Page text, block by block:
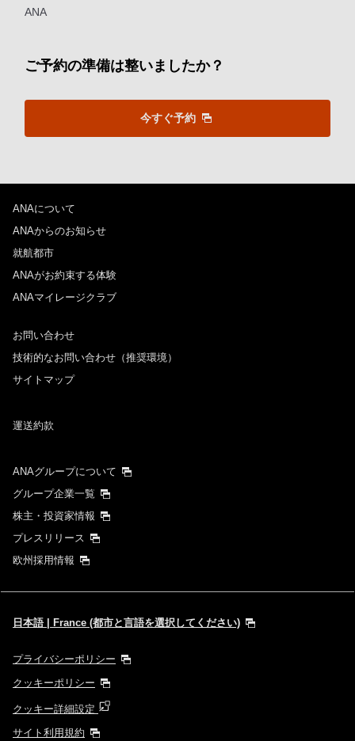
ANA
ご予約の準備は整いましたか？
今すぐ予約
ANAについて
ANAからのお知らせ
就航都市
ANAがお約束する体験
ANAマイレージクラブ
お問い合わせ
技術的なお問い合わせ（推奨環境）
サイトマップ
運送約款
ANAグループについて
グループ企業一覧
株主・投資家情報
プレスリリース
欧州採用情報
日本語 | France (都市と言語を選択してください)
プライバシーポリシー
クッキーポリシー
クッキー詳細設定
サイト利用規約